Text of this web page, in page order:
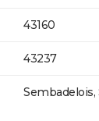
43160
43237